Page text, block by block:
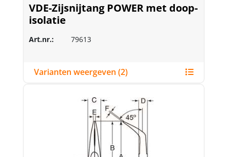
VDE-Zijsnijtang POWER met doop-
isolatie
Art.nr.: 79613
Varianten weergeven (2)